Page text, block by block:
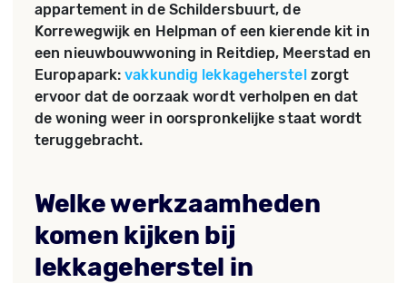
appartement in de Schildersbuurt, de
Korrewegwijk en Helpman of een kierende kit in
een nieuwbouwwoning in Reitdiep, Meerstad en
Europapark:vakkundig lekkageherstelzorgt
ervoor dat de oorzaak wordt verholpen en dat
de woning weer in oorspronkelijke staat wordt
teruggebracht.
Welke werkzaamheden
komen kijken bij
lekkageherstel in